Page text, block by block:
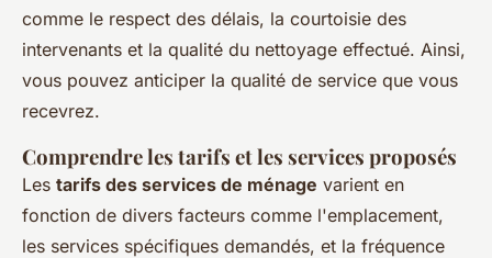
comme le respect des délais, la courtoisie des
intervenants et la qualité du nettoyage effectué. Ainsi,
vous pouvez anticiper la qualité de service que vous
recevrez.
Comprendre les tarifs et les services proposés
Les tarifs des services de ménage varient en
fonction de divers facteurs comme l'emplacement,
les services spécifiques demandés, et la fréquence